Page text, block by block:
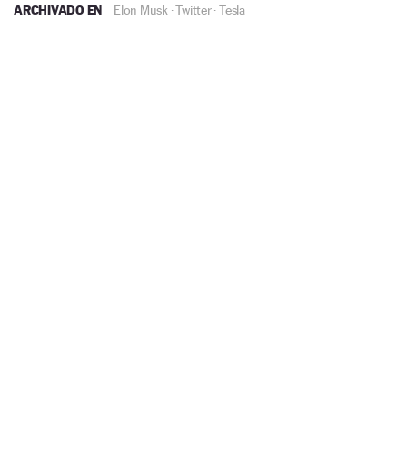
ARCHIVADO EN Elon Musk ·Twitter·Tesla